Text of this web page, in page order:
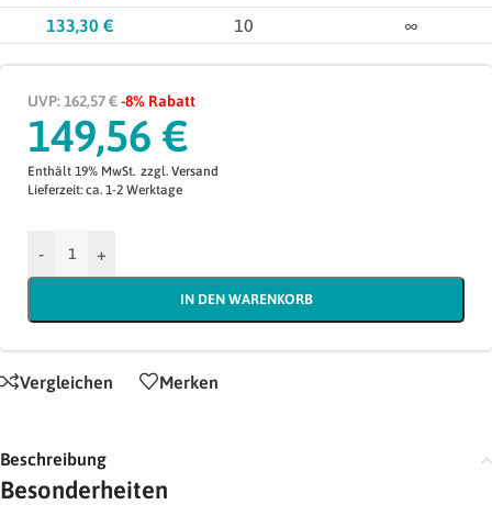
133,30 € 10 ∞
UVP: 162,57 €-8% Rabatt
149,56 €
Enthält 19% MwSt. zzgl. Versand
Lieferzeit: ca. 1-2 Werktage
- +
IN DEN WARENKORB
Vergleichen Merken
Beschreibung
Besonderheiten